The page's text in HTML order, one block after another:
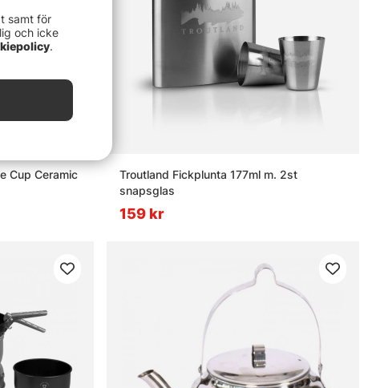
Cup Ceramic
Troutland Fickplunta 177ml m. 2st
snapsglas
159 kr
samt för
och icke
.